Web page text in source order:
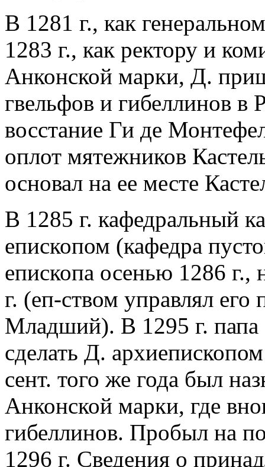
В 1281 г., как
1283 г., как ректору и
Анконской марки, Д.
гвельфов и гибеллинов
восстание Ги де
оплот мятежников
основал на ее месте
В 1285 г. кафедральный
епископом (кафедра
епископа осенью 1286 г.,
г. (еп-ством управлял
Младший). В 1295 г.
сделать Д.
сент. того же года был
Анконской марки, где
гибеллинов. Пробыл на
1296 г. Сведения о